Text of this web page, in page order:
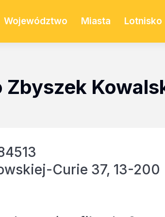
Województwo Miasta Lotnisko
Zbyszek
Curie 37, 13-200